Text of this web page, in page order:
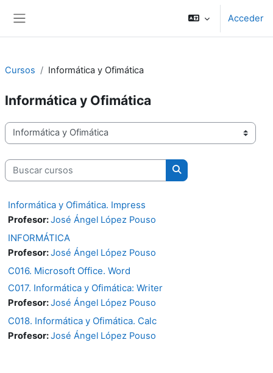
Acceder
Cursos Informática y Ofimática
Informática y Ofimática
Categorías
Buscar cursos
Buscar cursos
Informática y Ofimática. Impress
Profesor:José Ángel López Pouso
INFORMÁTICA
Profesor:José Ángel López Pouso
C016. Microsoft Office. Word
C017. Informática y Ofimática: Writer
Profesor:José Ángel López Pouso
C018. Informática y Ofimática. Calc
Profesor:José Ángel López Pouso